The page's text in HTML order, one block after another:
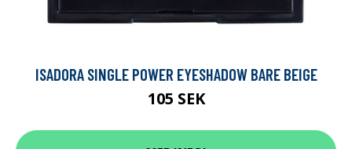
ISADORA SINGLE POWER EYESHADOW BARE BEIGE
105 SEK